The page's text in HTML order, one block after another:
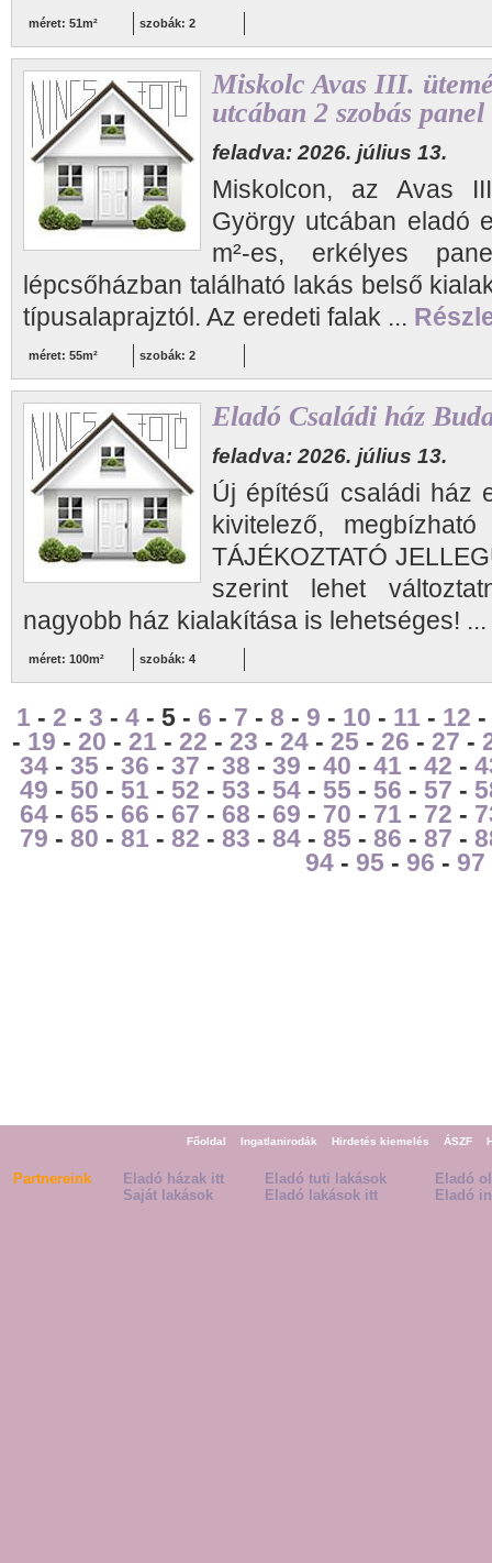
méret: 51m² szobák: 2
Miskolc Avas III.
utcában 2 szobás
feladva: 2026. július 13.
Miskolcon, az Avas
György utcában eladó
m²-es, erkélyes
lépcsőházban található lakás belső
típusalaprajztól. Az eredeti falak ...
méret: 55m² szobák: 2
Eladó Családi ház
feladva: 2026. július 13.
Új építésű családi ház
kivitelező,
TÁJÉKOZTATÓ
szerint lehet
nagyobb ház kialakítása is lehetséges! ...
méret: 100m² szobák: 4
1 - 2 - 3 - 4 - 5 - 6 - 7 - 8 - 9 - 10 - 11 - 12 -
- 19 - 20 - 21 - 22 - 23 - 24 - 25 - 26 - 27 -
34 - 35 - 36 - 37 - 38 - 39 - 40 - 41 - 42 -
49 - 50 - 51 - 52 - 53 - 54 - 55 - 56 - 57 -
64 - 65 - 66 - 67 - 68 - 69 - 70 - 71 - 72 -
79 - 80 - 81 - 82 - 83 - 84 - 85 - 86 - 87 -
94 - 95 - 96 - 97
Főoldal Ingatlanirodák Hirdetés kiemelés ÁSZF
Partnereink Eladó házak itt Eladó tuti lakások
Eladó
Saját lakások
Eladó lakások itt Eladó